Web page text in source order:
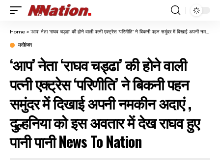
Home » ‘आप’ नेता ‘राघव चड्ढा’ की होने वाली पत्नी एक्ट्रेस ‘परिणीति’ ने बिकनी पहन समुंदर में दिखाई अपनी नमकीन अदाएं , दुल्हनिया को इस अवतार में देख राघव हुए पानी पानी News To Nation
मनोरंजन
‘आप’ नेता ‘राघव चड्ढा’ की होने वाली
पत्नी एक्ट्रेस ‘परिणीति’ ने बिकनी पहन
समुंदर में दिखाई अपनी नमकीन अदाएं ,
दुल्हनिया को इस अवतार में देख राघव हुए
पानी पानी News To Nation